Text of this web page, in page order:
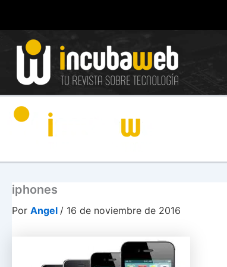
contenido
iphones
Por Angel / 16 de noviembre de 2016